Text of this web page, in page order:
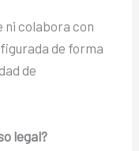
ni colabora con
de forma
de
legal?